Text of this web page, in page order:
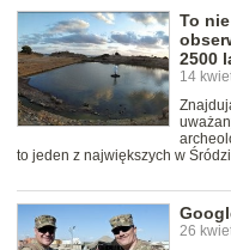
To
2500
14
to jeden z największych w
26